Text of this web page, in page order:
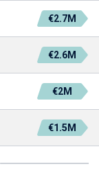
€2.7M
€2.6M
€2M
€1.5M